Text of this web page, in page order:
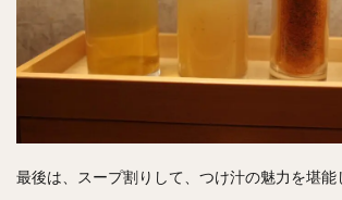
最後は、スープ割りして、つけ汁の魅力を堪能